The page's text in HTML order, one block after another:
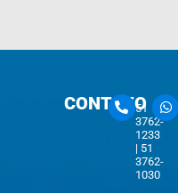
CONTATO
51
3762-
1233
| 51
3762-
1030